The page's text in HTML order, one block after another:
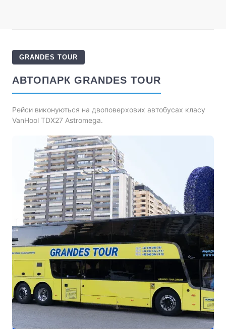
GRANDES TOUR
АВТОПАРК GRANDES TOUR
Рейси виконуються на двоповерхових автобусах класу
VanHool TDX27 Astromega.